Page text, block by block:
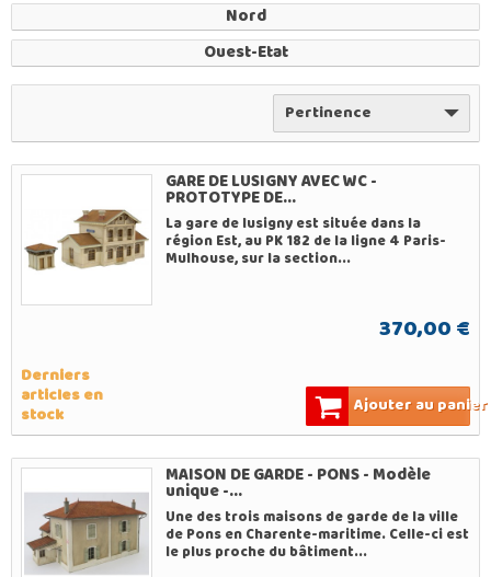
Nord
Ouest-Etat
Pertinence
GARE DE LUSIGNY AVEC WC -
PROTOTYPE DE...
La gare de lusigny est située dans la
région Est, au PK 182 de la ligne 4 Paris-
Mulhouse, sur la section...
370,00 €
Derniers
articles en
stock Ajouter au panier
MAISON DE GARDE - PONS - Modèle
unique -...
Une des trois maisons de garde de la ville
de Pons en Charente-maritime. Celle-ci est
le plus proche du bâtiment...